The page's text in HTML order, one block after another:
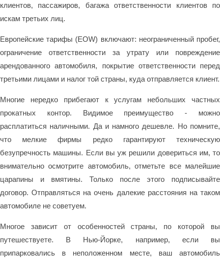
клиентов, пассажиров, багажа ответственности клиентов по
искам третьих лиц.
Европейские тарифы (EOW) включают: неограниченный пробег,
ограничение ответственности за утрату или повреждение
арендованного автомобиля, покрытие ответственности перед
третьими лицами и налог той страны, куда отправляется клиент.
Многие нередко прибегают к услугам небольших частных
прокатных контор. Видимое преимущество - можно
расплатиться наличными. Да и намного дешевле. Но помните,
что мелкие фирмы редко гарантируют техническую
безупречность машины. Если вы уж решили довериться им, то
внимательно осмотрите автомобиль, отметьте все малейшие
царапины и вмятины. Только после этого подписывайте
договор. Отправляться на очень далекие расстояния на таком
автомобиле не советуем.
Многое зависит от особенностей страны, по которой вы
путешествуете. В Нью-Йорке, например, если вы
припарковались в неположенном месте, ваш автомобиль